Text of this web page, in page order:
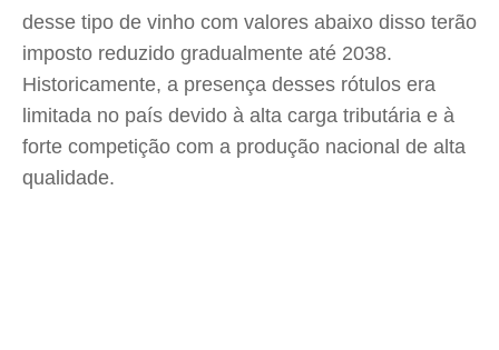
desse tipo de vinho com valores abaixo disso terão
imposto reduzido gradualmente até 2038.
Historicamente, a presença desses rótulos era
limitada no país devido à alta carga tributária e à
forte competição com a produção nacional de alta
qualidade.